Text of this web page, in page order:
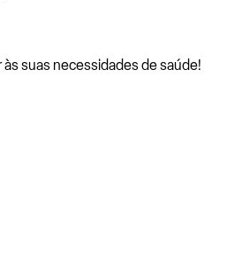
suas necessidades de saúde!